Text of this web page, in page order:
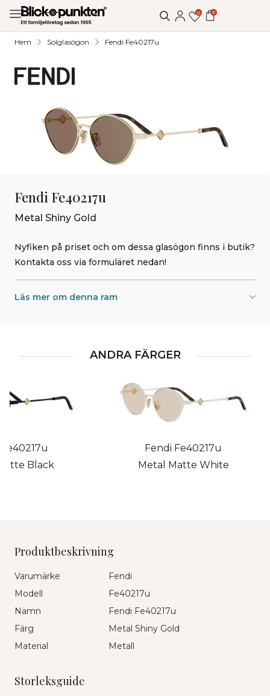
0 0
Hem Solglasögon Fendi Fe40217u
Fendi Fe40217u
Metal Shiny Gold
Nyfiken på priset och om dessa glasögon finns i butik?
Kontakta oss via formuläret nedan!
Läs mer om denna ram
ANDRA FÄRGER
Black
Fendi Fe40217u
Metal Matte White
Produktbeskrivning
Varumärke
Fendi
Modell
Fe40217u
Namn
Fendi Fe40217u
Färg
Metal Shiny Gold
Material
Metall
Storleksguide